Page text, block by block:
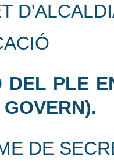
DEL PLE
DE